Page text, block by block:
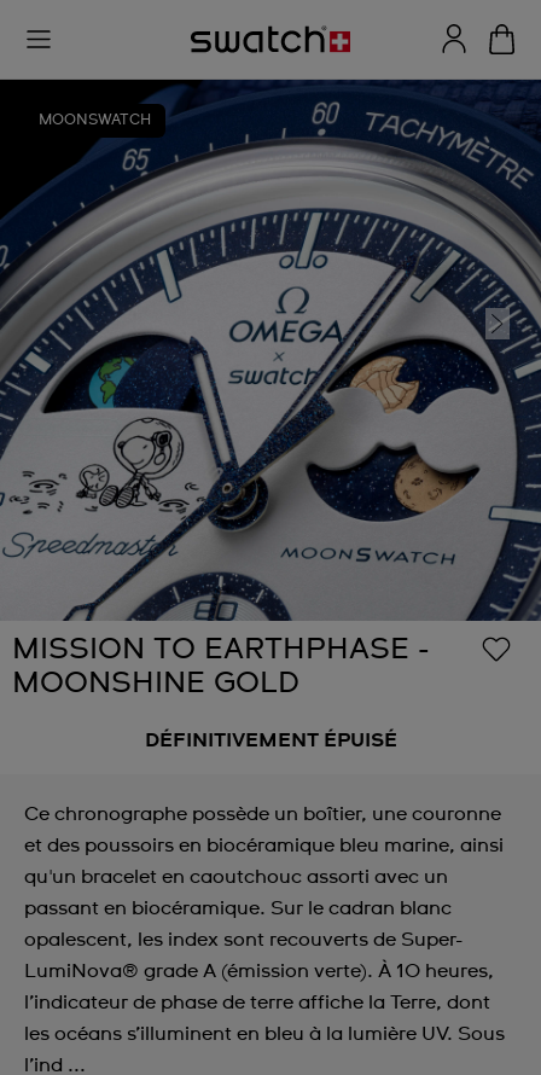
MOONSWATCH
MISSION TO EARTHPHASE -
MOONSHINE GOLD
DÉFINITIVEMENT ÉPUISÉ
Ce chronographe possède un boîtier, une couronne
et des poussoirs en biocéramique bleu marine, ainsi
qu'un bracelet en caoutchouc assorti avec un
passant en biocéramique. Sur le cadran blanc
opalescent, les index sont recouverts de Super-
LumiNova® grade A (émission verte). À 10 heures,
l’indicateur de phase de terre affiche la Terre, dont
les océans s’illuminent en bleu à la lumière UV. Sous
l’ind ...